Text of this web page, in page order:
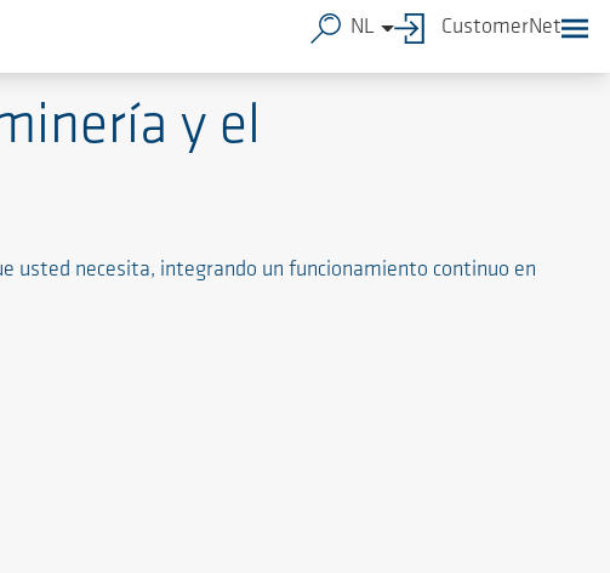
y el
usted necesita, integrando un funcionamiento continuo en
NL CustomerNet